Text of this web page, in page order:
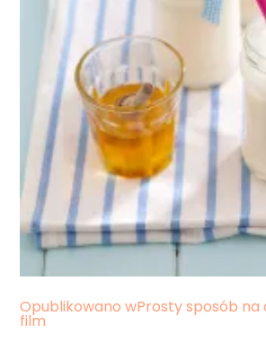
Nawigacja
Opublikowano wProsty sposób na
film